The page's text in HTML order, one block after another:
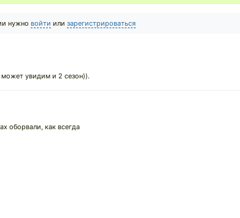
нужно войти или зарегистрироваться
может увидим и 2 сезон)).
оборвали, как всегда